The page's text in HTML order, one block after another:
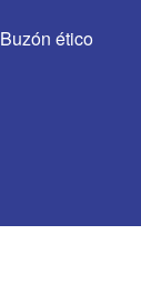
Buzón ético